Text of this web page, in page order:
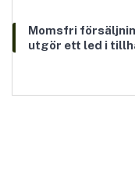
Momsfri
utgör ett led i